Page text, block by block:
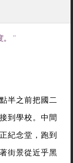
半之前把國二
到學校。中間
紀念堂，跑到
街景從近乎黑